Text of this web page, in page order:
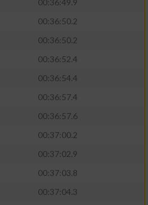
00:36:49.9
00:36:50.2
00:36:50.2
00:36:52.4
00:36:54.4
00:36:57.4
00:36:57.6
00:37:00.2
00:37:02.9
00:37:03.8
00:37:04.3